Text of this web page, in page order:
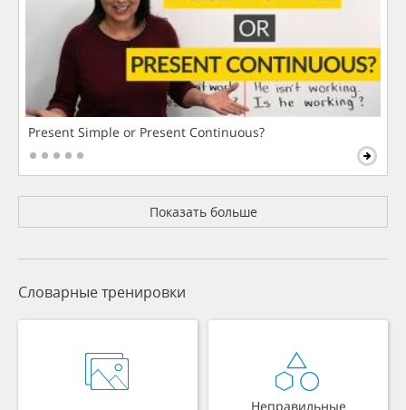
Present Simple or Present Continuous?
Показать больше
Словарные тренировки
Неправильные